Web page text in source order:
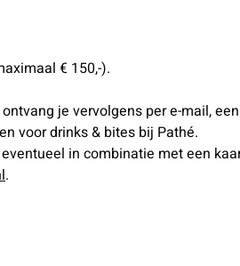
€ 150,-).
je vervolgens per e-mail,
voor drinks & bites bij Pathé.
in combinatie met een
.